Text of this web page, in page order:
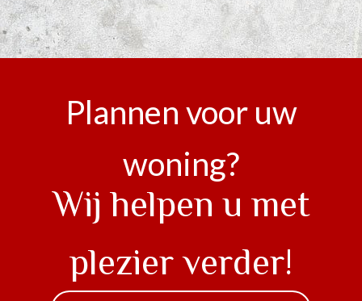
Plannen voor uw
woning?
Wij helpen u met
plezier verder!